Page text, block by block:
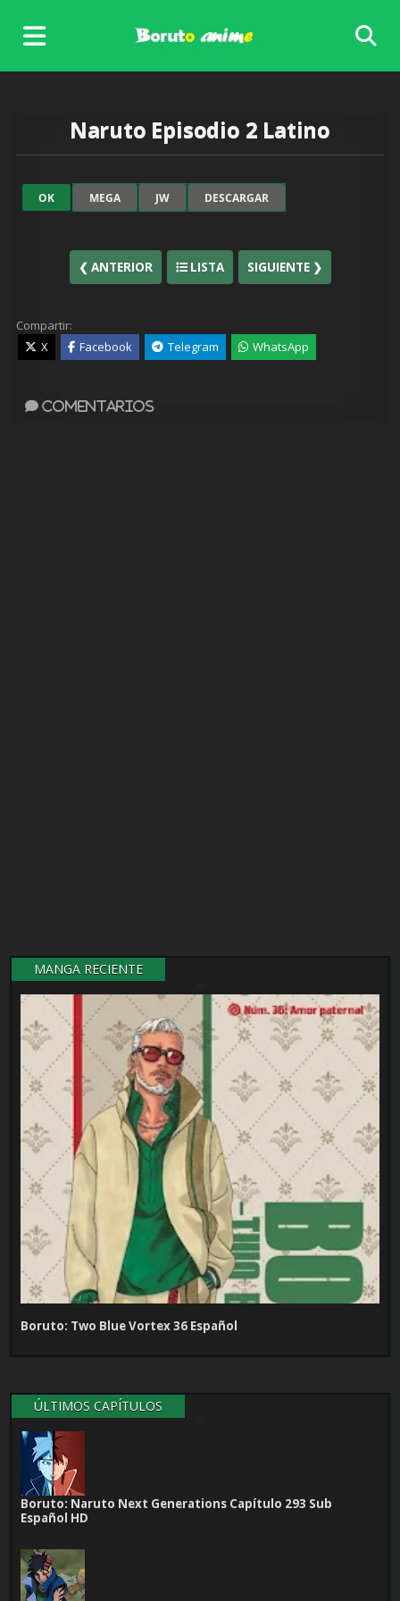
content
Naruto Episodio 2 Latino
OK MEGA JW DESCARGAR
❮ ANTERIOR LISTA SIGUIENTE ❯
Compartir:
X
Facebook Telegram WhatsApp
Comentarios
MANGA RECIENTE
Boruto: Two Blue Vortex 36 Español
ÚLTIMOS CAPÍTULOS
Boruto: Naruto Next Generations Capítulo 293 Sub
Español HD